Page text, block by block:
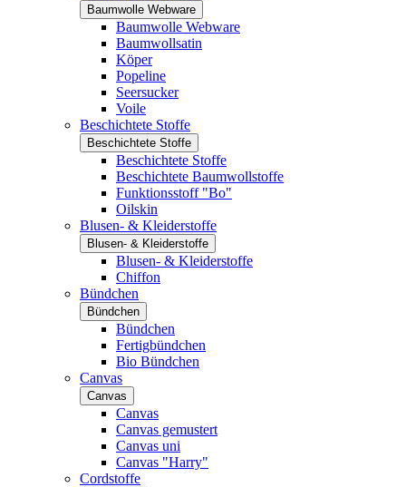
Baumwolle Webware
Baumwolle Webware
Baumwollsatin
Köper
Popeline
Seersucker
Voile
Beschichtete Stoffe
Beschichtete Stoffe
Beschichtete Stoffe
Beschichtete Baumwollstoffe
Funktionsstoff "Bo"
Oilskin
Blusen- & Kleiderstoffe
Blusen- & Kleiderstoffe
Blusen- & Kleiderstoffe
Chiffon
Bündchen
Bündchen
Bündchen
Fertigbündchen
Bio Bündchen
Canvas
Canvas
Canvas
Canvas gemustert
Canvas uni
Canvas "Harry"
Cordstoffe